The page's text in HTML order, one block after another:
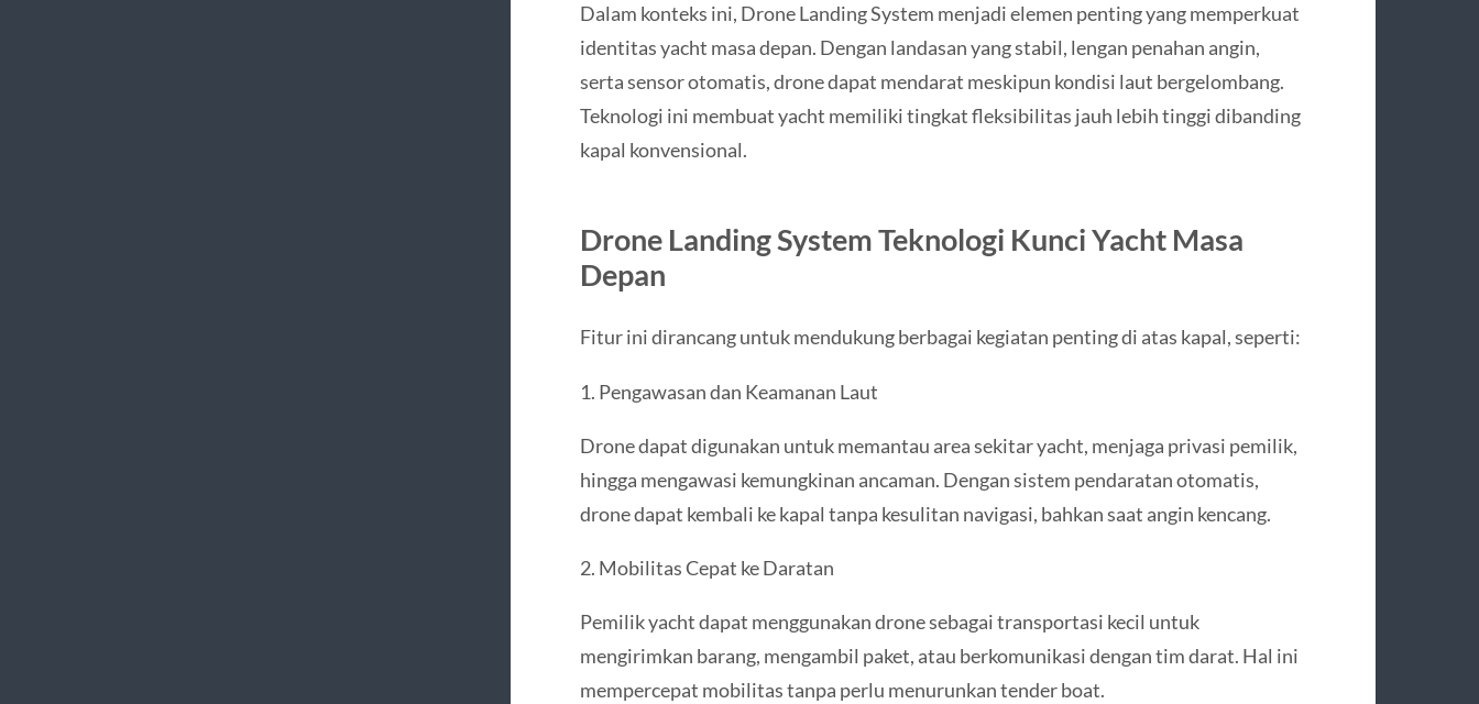
Dalam konteks ini, Drone Landing System menjadi elemen penting yang memperkuat
identitas yacht masa depan. Dengan landasan yang stabil, lengan penahan angin,
serta sensor otomatis, drone dapat mendarat meskipun kondisi laut bergelombang.
Teknologi ini membuat yacht memiliki tingkat fleksibilitas jauh lebih tinggi dibanding
kapal konvensional.
Drone Landing System Teknologi Kunci Yacht Masa
Depan
Fitur ini dirancang untuk mendukung berbagai kegiatan penting di atas kapal, seperti:
1. Pengawasan dan Keamanan Laut
Drone dapat digunakan untuk memantau area sekitar yacht, menjaga privasi pemilik,
hingga mengawasi kemungkinan ancaman. Dengan sistem pendaratan otomatis,
drone dapat kembali ke kapal tanpa kesulitan navigasi, bahkan saat angin kencang.
2. Mobilitas Cepat ke Daratan
Pemilik yacht dapat menggunakan drone sebagai transportasi kecil untuk
mengirimkan barang, mengambil paket, atau berkomunikasi dengan tim darat. Hal ini
mempercepat mobilitas tanpa perlu menurunkan tender boat.